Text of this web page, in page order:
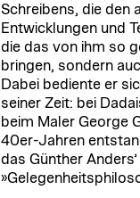
Schreibens, die den
Entwicklungen und
die das von ihm so
bringen, sondern
Dabei bediente er
seiner Zeit: bei
beim Maler George
40er-Jahren
das Günther